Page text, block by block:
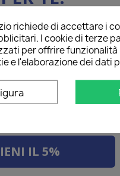
richiede di accettare i
I cookie di terze
per offrire
e l'elaborazione dei dati
qui sotto per ricevere il
sul tuo primo ordine!
IL 5%